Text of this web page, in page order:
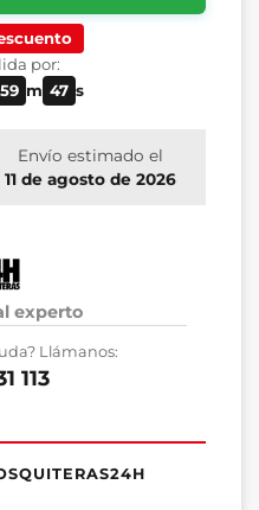
por:
59 m 46 s
Envío estimado el
11 de agosto de 2026
experto
Llámanos:
113